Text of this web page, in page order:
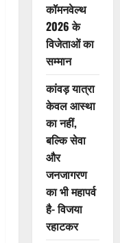
कॉमनवेल्थ
2026 के
विजेताओं का
सम्मान
कांवड़ यात्रा
केवल आस्था
का नहीं,
बल्कि सेवा
और
जनजागरण
का भी महापर्व
है- विजया
रहाटकर